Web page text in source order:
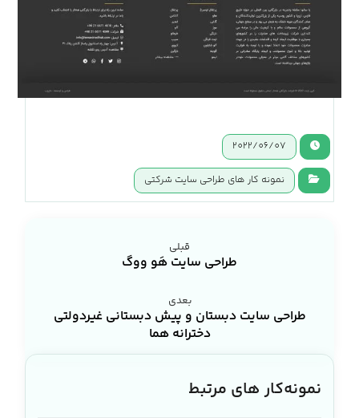
2022/06/07
نمونه کار های طراحی سایت شرکتی
قبلی
طراحی سایت هَو ووگ
بعدی
طراحی سایت دبستان و پیش دبستانی غیردولتی
دخترانه هما
نمونه‌کار های مرتبط